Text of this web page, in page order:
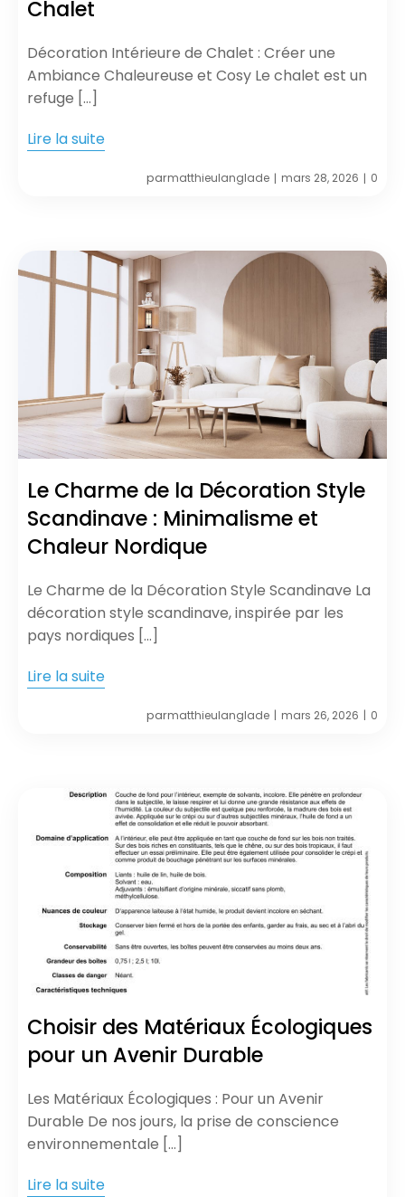
Chalet
Décoration Intérieure de Chalet : Créer une
Ambiance Chaleureuse et Cosy Le chalet est un
refuge […]
Lire la suite
parmatthieulanglade | mars 28, 2026 | 0
Le Charme de la Décoration Style
Scandinave : Minimalisme et
Chaleur Nordique
Le Charme de la Décoration Style Scandinave La
décoration style scandinave, inspirée par les
pays nordiques […]
Lire la suite
parmatthieulanglade | mars 26, 2026 | 0
Choisir des Matériaux Écologiques
pour un Avenir Durable
Les Matériaux Écologiques : Pour un Avenir
Durable De nos jours, la prise de conscience
environnementale […]
Lire la suite